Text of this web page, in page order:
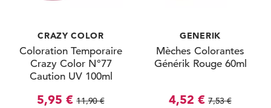
CRAZY COLOR
Coloration Temporaire
Crazy Color N°77
Caution UV 100ml
5,95 € 11,90 €
GENERIK
Mèches Colorantes
Générik Rouge 60ml
4,52 € 7,53 €